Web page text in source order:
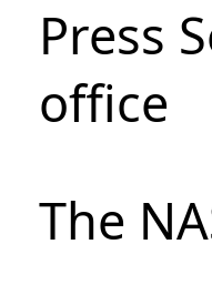
Press
office
The